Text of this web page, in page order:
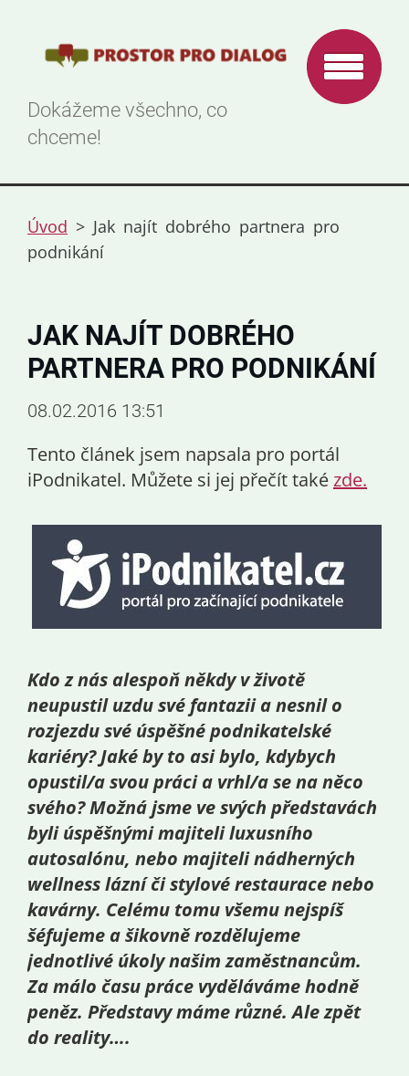
Dokážeme všechno, co
chceme!
Úvod > Jak najít dobrého partnera pro
podnikání
JAK NAJÍT DOBRÉHO
PARTNERA PRO PODNIKÁNÍ
08.02.2016 13:51
Tento článek jsem napsala pro portál
iPodnikatel. Můžete si jej přečít takézde.
Kdo z nás alespoň někdy v životě
neupustil uzdu své fantazii a nesnil o
rozjezdu své úspěšné podnikatelské
kariéry? Jaké by to asi bylo, kdybych
opustil/a svou práci a vrhl/a se na něco
svého? Možná jsme ve svých představách
byli úspěšnými majiteli luxusního
autosalónu, nebo majiteli nádherných
wellness lázní či stylové restaurace nebo
kavárny. Celému tomu všemu nejspíš
šéfujeme a šikovně rozdělujeme
jednotlivé úkoly našim zaměstnancům.
Za málo času práce vyděláváme hodně
peněz. Představy máme různé. Ale zpět
do reality….